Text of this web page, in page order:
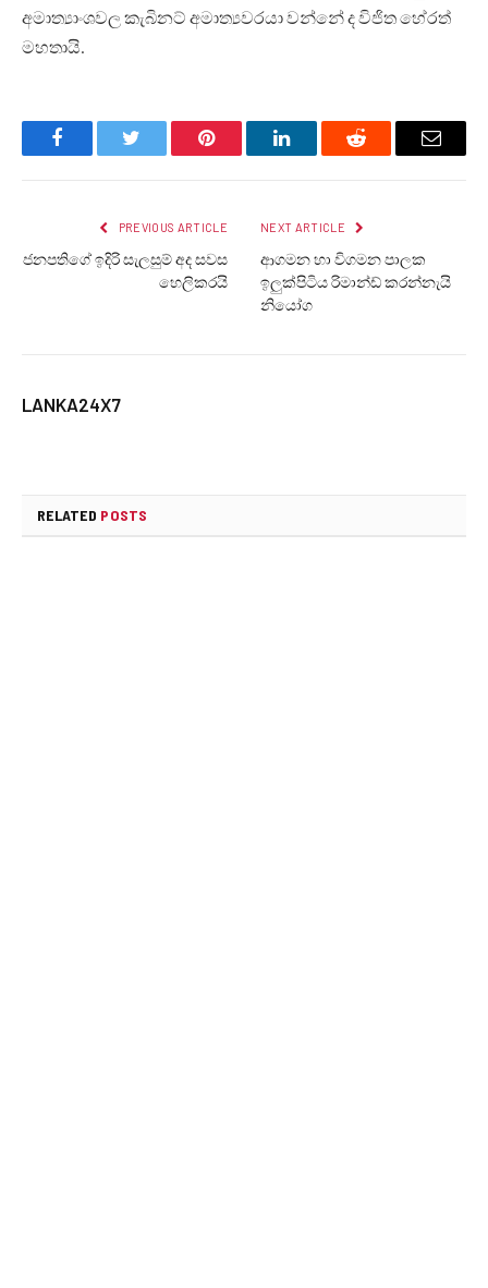
අමාත්‍යාංශවල කැබිනට් අමාත්‍යවරයා වන්නේ ද විජිත හේරත්
මහතායි.
FacebookTwitter Pinterest LinkedInReddit Email
PREVIOUS ARTICLE
ජනපතිගේ ඉදිරි සැලසුම් අද සවස
හෙලිකරයි
NEXT ARTICLE
ආගමන හා විගමන පාලක
ඉලුක්පිටිය රිමාන්ඩ් කරන්නැයි
නියෝග
LANKA24X7
RELATED POSTS